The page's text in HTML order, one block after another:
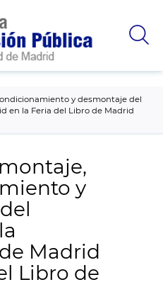
y desmontaje del
en la Feria del Libro de Madrid
y
Madrid
Libro de